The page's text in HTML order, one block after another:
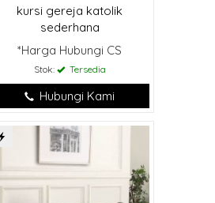
kursi gereja katolik
sederhana
*Harga Hubungi CS
Stok: Tersedia
Hubungi Kami